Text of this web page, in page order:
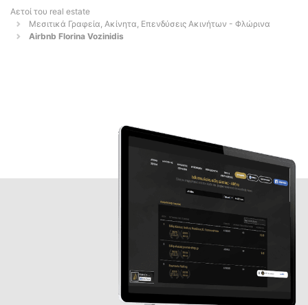
Αετοί του real estate
Μεσιτικά Γραφεία, Ακίνητα, Επενδύσεις Ακινήτων - Φλώρινα
Airbnb Florina Vozinidis